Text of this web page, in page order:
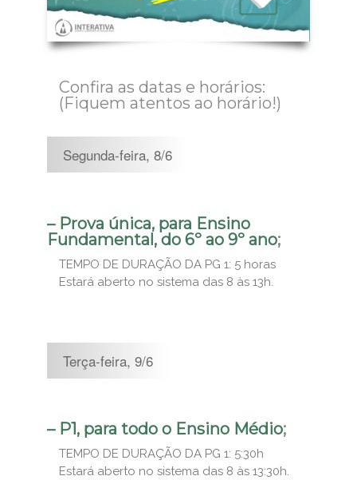
Confira as datas e horários:
(Fiquem atentos ao horário!)
Segunda-feira, 8/6
– Prova única, para Ensino
Fundamental, do 6º ao 9º ano;
TEMPO DE DURAÇÃO DA PG 1: 5 horas
Estará aberto no sistema das 8 às 13h.
Terça-feira, 9/6
– P1, para todo o Ensino Médio;
TEMPO DE DURAÇÃO DA PG 1: 5:30h
Estará aberto no sistema das 8 às 13:30h.